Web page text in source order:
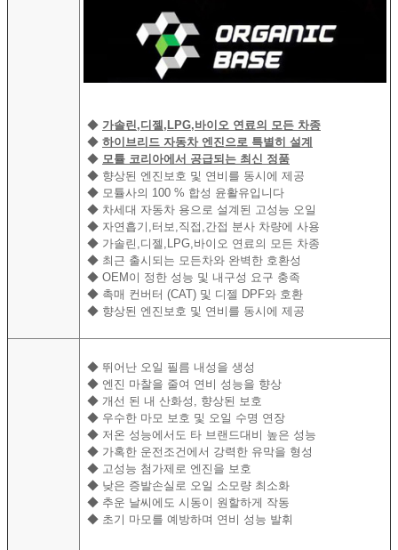
◆ 가솔린,디젤,LPG,바이오 연료의 모든 차종
◆ 하이브리드 자동차 엔진으로 특별히 설계
◆ 모튤 코리아에서 공급되는 최신 정품
◆ 향상된 엔진보호 및 연비를 동시에 제공
◆ 모튤사의 100 % 합성 윤활유입니다
◆ 차세대 자동차 용으로 설계된 고성능 오일
◆ 자연흡기,터보,직접,간접 분사 차량에 사용
◆ 가솔린,디젤,LPG,바이오 연료의 모든 차종
◆ 최근 출시되는 모든차와 완벽한 호환성
◆ OEM이 정한 성능 및 내구성 요구 충족
◆ 촉매 컨버터 (CAT) 및 디젤 DPF와 호환
◆ 향상된 엔진보호 및 연비를 동시에 제공
◆ 뛰어난 오일 필름 내성을 생성
◆ 엔진 마찰을 줄여 연비 성능을 향상
◆ 개선 된 내 산화성, 향상된 보호
◆ 우수한 마모 보호 및 오일 수명 연장
◆ 저온 성능에서도 타 브랜드대비 높은 성능
◆ 가혹한 운전조건에서 강력한 유막을 형성
◆ 고성능 첨가제로 엔진을 보호
◆ 낮은 증발손실로 오일 소모량 최소화
◆ 추운 날씨에도 시동이 원할하게 작동
◆ 초기 마모를 예방하며 연비 성능 발휘